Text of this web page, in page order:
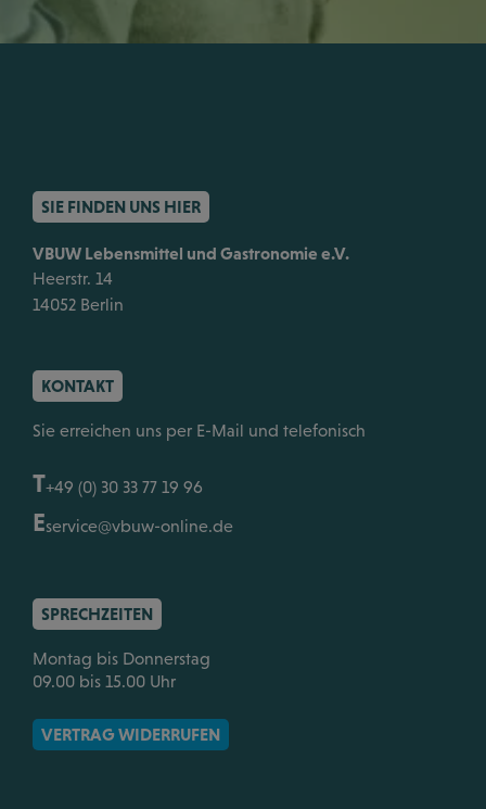
SIE FINDEN UNS HIER
VBUW Lebensmittel und Gastronomie e.V.
Heerstr. 14
14052 Berlin
KONTAKT
Sie erreichen uns per E-Mail und telefonisch
T+49 (0) 30 33 77 19 96
Eservice@vbuw-online.de
SPRECHZEITEN
Montag bis Donnerstag
09.00 bis 15.00 Uhr
VERTRAG WIDERRUFEN